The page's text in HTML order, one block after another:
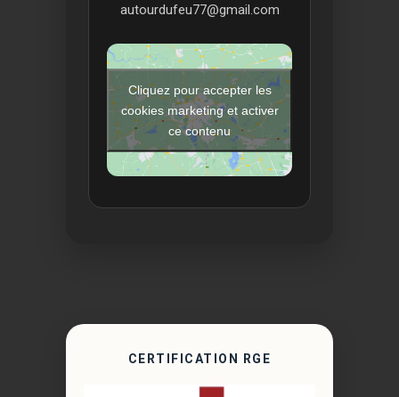
autourdufeu77@gmail.com
Cliquez pour accepter les
cookies marketing et activer
ce contenu
CERTIFICATION RGE